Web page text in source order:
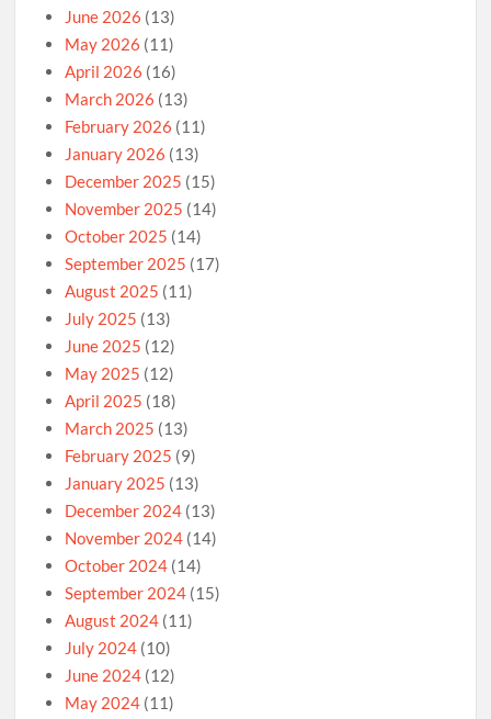
June 2026 (13)
May 2026 (11)
April 2026 (16)
March 2026 (13)
February 2026 (11)
January 2026 (13)
December 2025 (15)
November 2025 (14)
October 2025 (14)
September 2025 (17)
August 2025 (11)
July 2025 (13)
June 2025 (12)
May 2025 (12)
April 2025 (18)
March 2025 (13)
February 2025 (9)
January 2025 (13)
December 2024 (13)
November 2024 (14)
October 2024 (14)
September 2024 (15)
August 2024 (11)
July 2024 (10)
June 2024 (12)
May 2024 (11)